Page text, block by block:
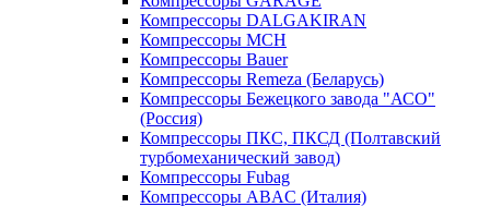
Компрессоры DALGAKIRAN
Компрессоры MCH
Компрессоры Bauer
Компрессоры Remeza (Беларусь)
Компрессоры Бежецкого завода "АСО"
(Россия)
Компрессоры ПКС, ПКСД (Полтавский
турбомеханический завод)
Компрессоры Fubag
Компрессоры ABAC (Италия)